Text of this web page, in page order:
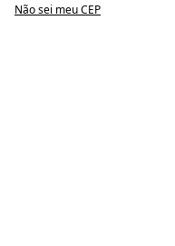
Não sei meu CEP